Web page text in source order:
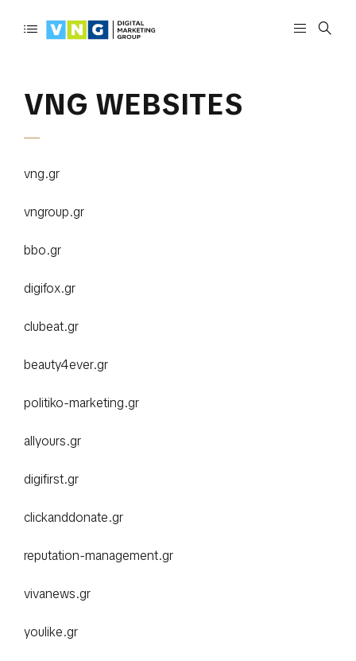
VNG WEBSITES
vng.gr
vngroup.gr
bbo.gr
digifox.gr
clubeat.gr
beauty4ever.gr
politiko-marketing.gr
allyours.gr
digifirst.gr
clickanddonate.gr
reputation-management.gr
vivanews.gr
youlike.gr